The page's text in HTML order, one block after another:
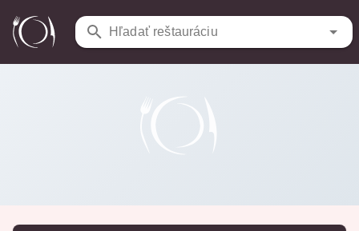
Hľadať reštauráciu
Reštaurácie / Gurmán Jedáleň Holíč